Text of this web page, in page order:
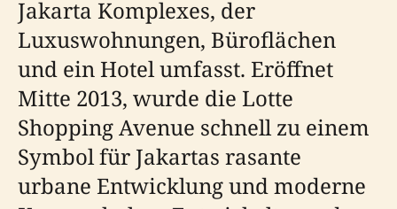
Jakarta Komplexes, der
Luxuswohnungen, Büroflächen
und ein Hotel umfasst. Eröffnet
Mitte 2013, wurde die Lotte
Shopping Avenue schnell zu einem
Symbol für Jakartas rasante
urbane Entwicklung und moderne